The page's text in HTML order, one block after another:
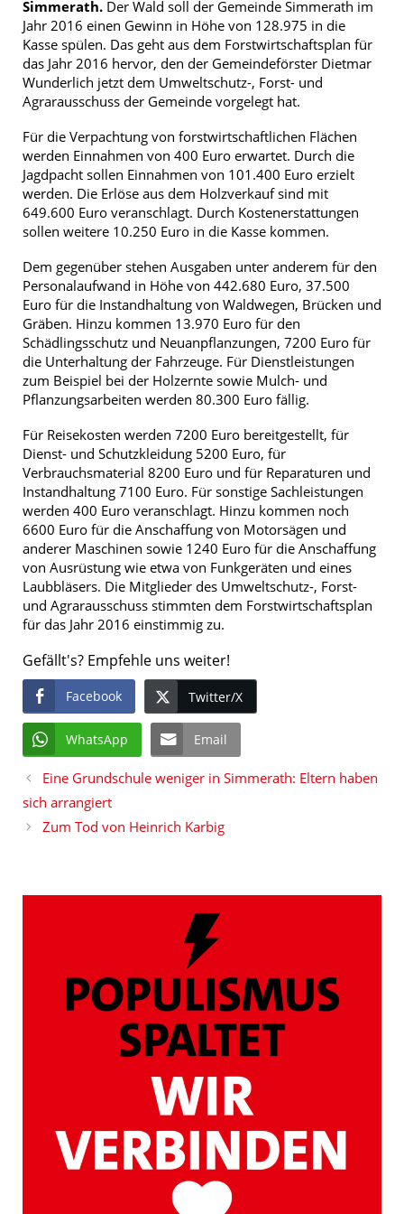
Simmerath. Der Wald soll der Gemeinde Simmerath im
Jahr 2016 einen Gewinn in Höhe von 128.975 in die
Kasse spülen. Das geht aus dem Forstwirtschaftsplan für
das Jahr 2016 hervor, den der Gemeindeförster Dietmar
Wunderlich jetzt dem Umweltschutz-, Forst- und
Agrarausschuss der Gemeinde vorgelegt hat.
Für die Verpachtung von forstwirtschaftlichen Flächen
werden Einnahmen von 400 Euro erwartet. Durch die
Jagdpacht sollen Einnahmen von 101.400 Euro erzielt
werden. Die Erlöse aus dem Holzverkauf sind mit
649.600 Euro veranschlagt. Durch Kostenerstattungen
sollen weitere 10.250 Euro in die Kasse kommen.
Dem gegenüber stehen Ausgaben unter anderem für den
Personalaufwand in Höhe von 442.680 Euro, 37.500
Euro für die Instandhaltung von Waldwegen, Brücken und
Gräben. Hinzu kommen 13.970 Euro für den
Schädlingsschutz und Neuanpflanzungen, 7200 Euro für
die Unterhaltung der Fahrzeuge. Für Dienstleistungen
zum Beispiel bei der Holzernte sowie Mulch- und
Pflanzungsarbeiten werden 80.300 Euro fällig.
Für Reisekosten werden 7200 Euro bereitgestellt, für
Dienst- und Schutzkleidung 5200 Euro, für
Verbrauchsmaterial 8200 Euro und für Reparaturen und
Instandhaltung 7100 Euro. Für sonstige Sachleistungen
werden 400 Euro veranschlagt. Hinzu kommen noch
6600 Euro für die Anschaffung von Motorsägen und
anderer Maschinen sowie 1240 Euro für die Anschaffung
von Ausrüstung wie etwa von Funkgeräten und eines
Laubbläsers. Die Mitglieder des Umweltschutz-, Forst-
und Agrarausschuss stimmten dem Forstwirtschaftsplan
für das Jahr 2016 einstimmig zu.
Gefällt's? Empfehle uns weiter!
Facebook Twitter/X
WhatsApp Email
Eine Grundschule weniger in Simmerath: Eltern haben
sich arrangiert
Zum Tod von Heinrich Karbig